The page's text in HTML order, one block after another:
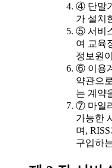
④ 단말
가 설치
⑤ 서비
여 교육
정보원
⑥ 이용
약관으
는 계약
⑦ 마일
가능한
며,
구입하